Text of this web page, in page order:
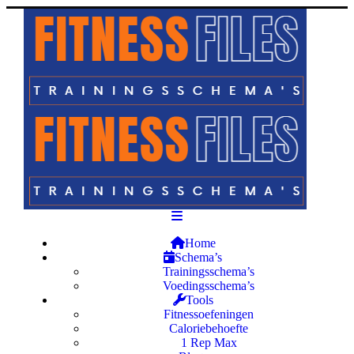
Home
Schema’s
Trainingsschema’s
Voedingsschema’s
Tools
Fitnessoefeningen
Caloriebehoefte
1 Rep Max